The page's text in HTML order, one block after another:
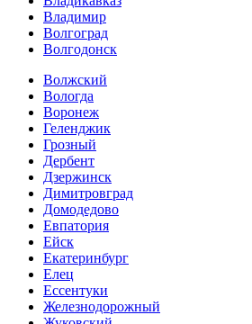
Владимир
Волгоград
Волгодонск
Волжский
Вологда
Воронеж
Геленджик
Грозный
Дербент
Дзержинск
Димитровград
Домодедово
Евпатория
Ейск
Екатеринбург
Елец
Ессентуки
Железнодорожный